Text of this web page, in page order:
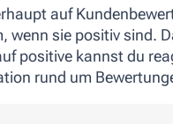
auf
wenn sie positiv sind.
positive kannst du
rund um